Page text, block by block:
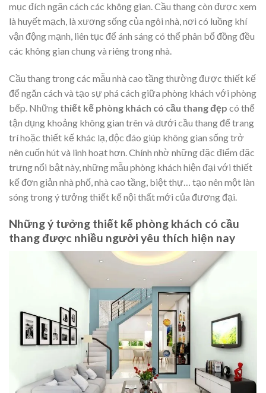
mục đích ngăn cách các không gian. Cầu thang còn được xem
là huyết mạch, là xương sống của ngôi nhà, nơi có luồng khí
vận động mạnh, liên tục để ánh sáng có thể phân bổ đồng đều
các không gian chung và riêng trong nhà.
Cầu thang trong các mẫu nhà cao tầng thường được thiết kế
để ngăn cách và tạo sự phá cách giữa phòng khách với phòng
bếp. Những thiết kế phòng khách có cầu thang đẹp có thể
tận dụng khoảng không gian trên và dưới cầu thang để trang
trí hoặc thiết kế khác lạ, độc đáo giúp không gian sống trở
nên cuốn hút và linh hoạt hơn. Chính nhờ những đặc điểm đặc
trưng nổi bật này, những mẫu phòng khách hiện đại với thiết
kế đơn giản nhà phố, nhà cao tầng, biệt thự… tạo nên một làn
sóng trong ý tưởng thiết kế nội thất mới của đương đại.
Những ý tưởng thiết kế phòng khách có cầu
thang được nhiều người yêu thích hiện nay